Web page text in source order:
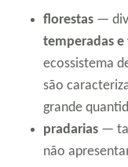
florestas —
temperadas e
ecossistema
são
grande
pradarias —
não